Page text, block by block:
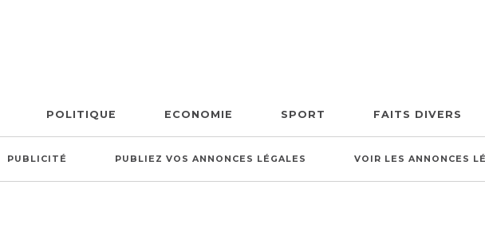
POLITIQUE ECONOMIE SPORT FAITS DIVERS
PUBLICITÉ PUBLIEZ VOS ANNONCES LÉGALES VOIR LES ANNONCES